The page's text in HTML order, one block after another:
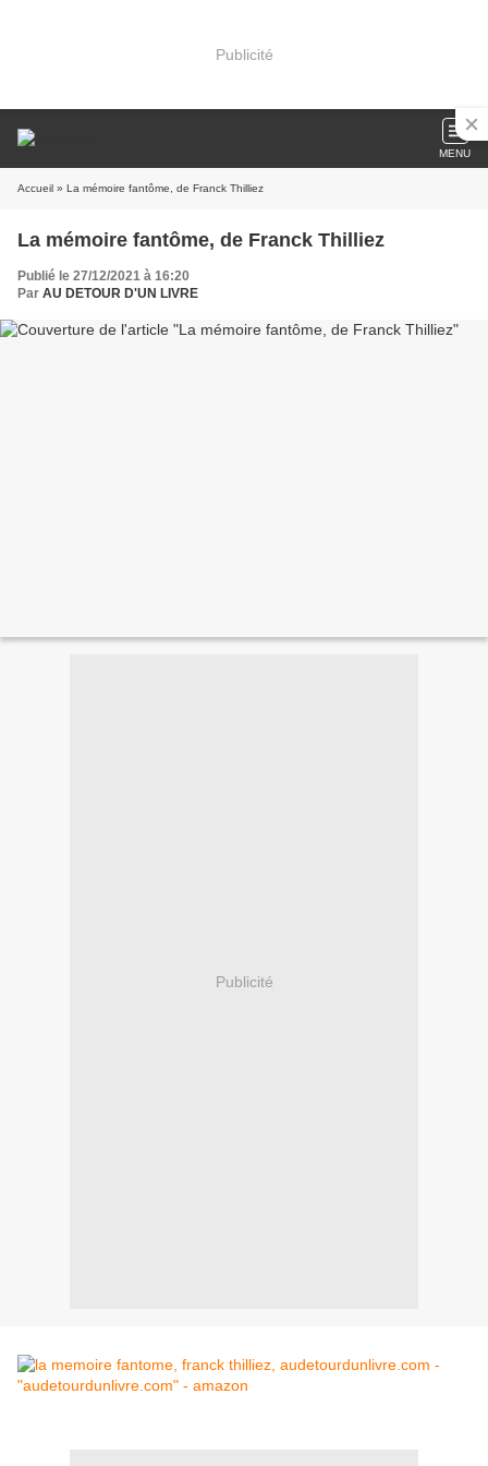
Publicité
MENU
Accueil » La mémoire fantôme, de Franck Thilliez
La mémoire fantôme, de Franck Thilliez
Publié le 27/12/2021 à 16:20
Par AU DETOUR D'UN LIVRE
Publicité